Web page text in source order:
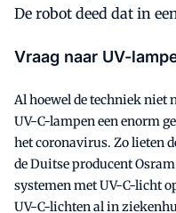
De robot deed dat in
Vraag naar UV-
Al hoewel de techniek niet
UV-C-lampen een enorm
het coronavirus. Zo lieten
de Duitse producent
systemen met UV-C-licht
UV-C-lichten al in